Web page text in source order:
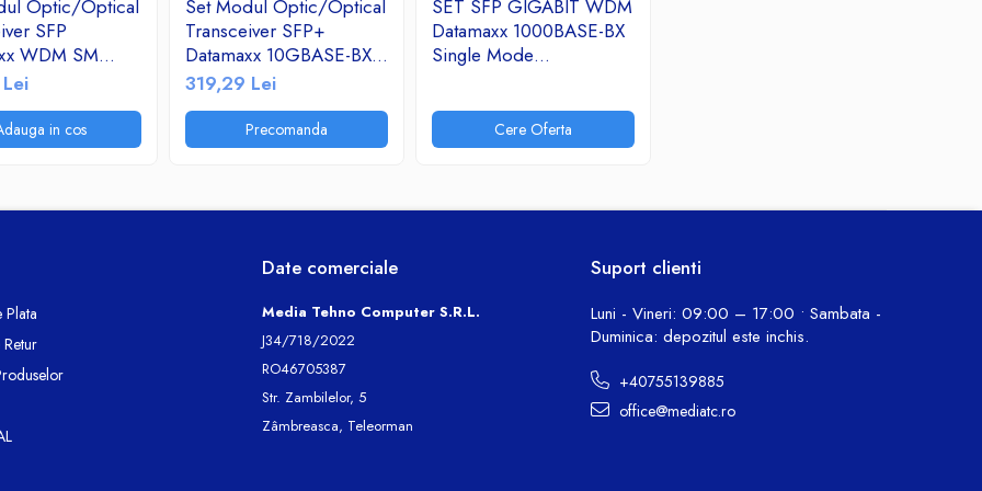
Optic/Optical
SFP
WDM SM
1550nm SC
RX-BS-25320S
in cos
Set Modul Optic/Optical
Transceiver SFP+
Datamaxx 10GBASE-BX
WDM SM 10G
20Km DDM/DOM RX-
BS-42320/RX-BS-43220
319,29 Lei
Precomanda
SET SFP GIGABIT WDM
Datamaxx 1000BASE-BX
Single Mode
directional RX-BS-
2353S/RX-BS-2523S
Cere Oferta
Date comerciale
Media Tehno Computer S.R.L.
J34/718/2022
RO46705387
Str. Zambilelor, 5
Zâmbreasca, Teleorman
Suport clienti
Luni - Vineri: 09:00 – 17:00 • Sambata -
Duminica: depozitul este inchis.
+40755139885
office@mediatc.ro